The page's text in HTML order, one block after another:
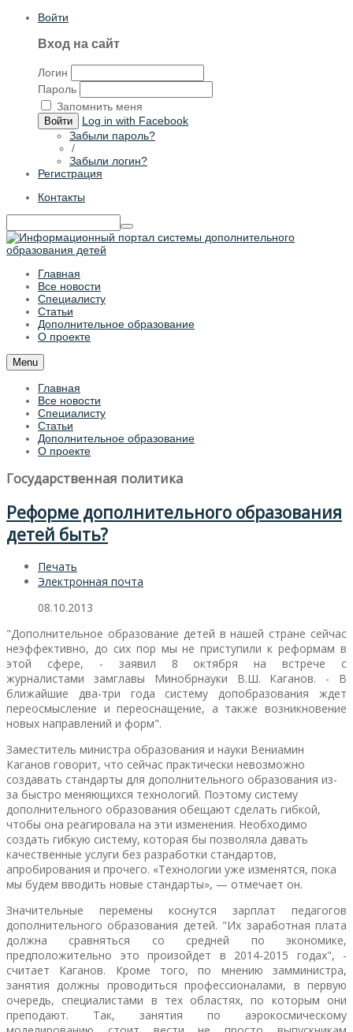
Войти
Вход на сайт
Логин
Пароль
Запомнить меня
Войти
Log in with Facebook
Забыли пароль?
/
Забыли логин?
Регистрация
Контакты
Главная
Все новости
Специалисту
Статьи
Дополнительное образование
О проекте
Menu
Главная
Все новости
Специалисту
Статьи
Дополнительное образование
О проекте
Государственная политика
Реформе дополнительного образования
детей быть?
Печать
Электронная почта
08.10.2013
"Дополнительное образование детей в нашей стране сейчас
неэффективно, до сих пор мы не приступили к реформам в
этой сфере, - заявил 8 октября на встрече с
журналистами замглавы Минобрнауки В.Ш. Каганов. - В
ближайшие два-три года систему допобразования ждет
переосмысление и переоснащение, а также возникновение
новых направлений и форм".
Заместитель министра образования и науки Вениамин
Каганов говорит, что сейчас практически невозможно
создавать стандарты для дополнительного образования из-
за быстро меняющихся технологий. Поэтому систему
дополнительного образования обещают сделать гибкой,
чтобы она реагировала на эти изменения. Необходимо
создать гибкую систему, которая бы позволяла давать
качественные услуги без разработки стандартов,
апробирования и прочего. «Технологии уже изменятся, пока
мы будем вводить новые стандарты», — отмечает он.
Значительные перемены коснутся зарплат педагогов
дополнительного образования детей. "Их заработная плата
должна сравняться со средней по экономике,
предположительно это произойдет в 2014-2015 годах", -
считает Каганов. Кроме того, по мнению замминистра,
занятия должны проводиться профессионалами, в первую
очередь, специалистами в тех областях, по которым они
преподают. Так, занятия по аэрокосмическому